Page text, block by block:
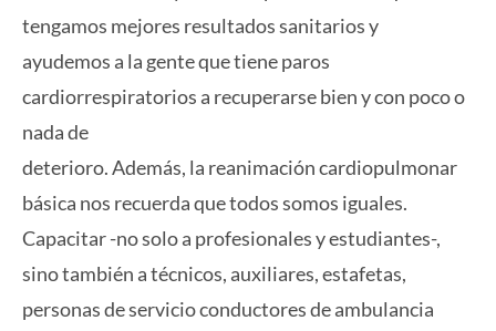
tengamos mejores resultados sanitarios y
ayudemos a la gente que tiene paros
cardiorrespiratorios a recuperarse bien y con poco o
nada de
deterioro. Además, la reanimación cardiopulmonar
básica nos recuerda que todos somos iguales.
Capacitar -no solo a profesionales y estudiantes-,
sino también a técnicos, auxiliares, estafetas,
personas de servicio conductores de ambulancia